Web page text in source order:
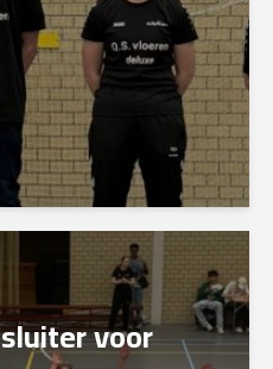
voor